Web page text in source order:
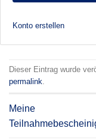
Konto erstellen
Dieser Eintrag wurde
permalink.
Meine